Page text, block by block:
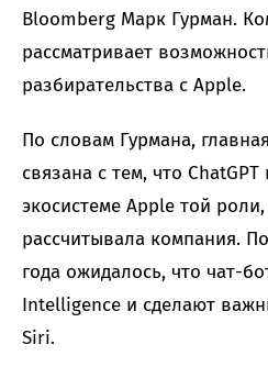
Bloomberg Марк Гурман.
рассматривает
разбирательства с Apple.
По словам Гурмана,
связана с тем, что
экосистеме Apple той
рассчитывала компания.
года ожидалось, что чат-
Intelligence и сделают
Siri.